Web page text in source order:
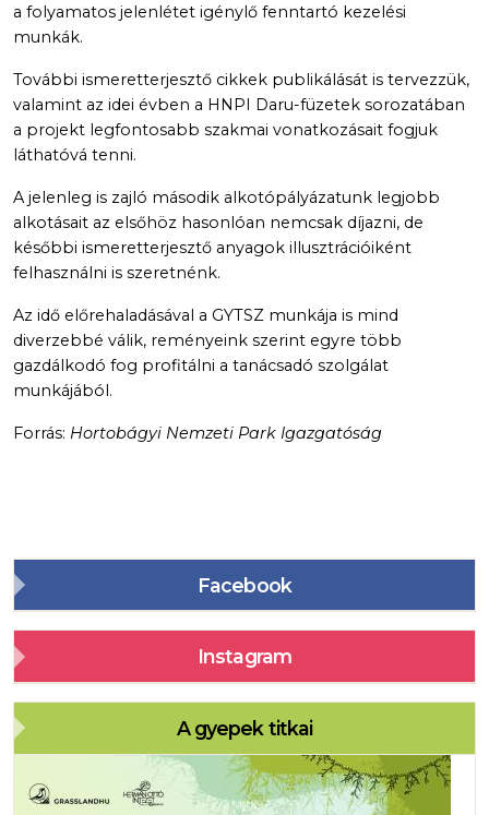
a folyamatos jelenlétet igénylő fenntartó kezelési
munkák.
További ismeretterjesztő cikkek publikálását is tervezzük,
valamint az idei évben a HNPI Daru-füzetek sorozatában
a projekt legfontosabb szakmai vonatkozásait fogjuk
láthatóvá tenni.
A jelenleg is zajló második alkotópályázatunk legjobb
alkotásait az elsőhöz hasonlóan nemcsak díjazni, de
későbbi ismeretterjesztő anyagok illusztrációiként
felhasználni is szeretnénk.
Az idő előrehaladásával a GYTSZ munkája is mind
diverzebbé válik, reményeink szerint egyre több
gazdálkodó fog profitálni a tanácsadó szolgálat
munkájából.
Forrás: Hortobágyi Nemzeti Park Igazgatóság
Facebook
Instagram
A gyepek titkai